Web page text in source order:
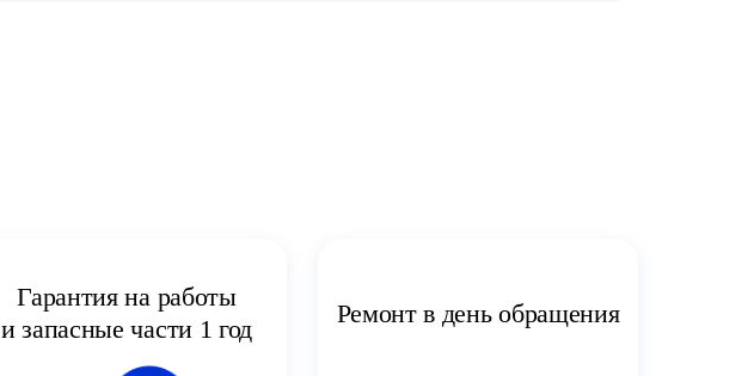
Гарантия на работы
и запасные части 1 год
Ремонт в день обращения